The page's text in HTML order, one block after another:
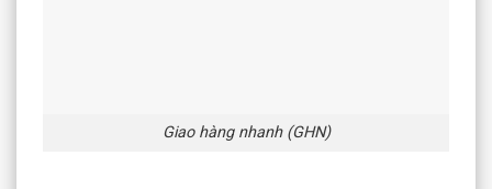
Giao hàng nhanh (GHN)